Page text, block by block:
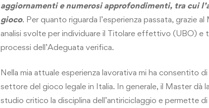
aggiornamenti e numerosi approfondimenti, tra cui
gioco. Per quanto riguarda l’esperienza passata, grazie
analisi svolte per individuare il Titolare effettivo (UBO) e
processi dell’Adeguata verifica.
Nella mia attuale esperienza lavorativa mi ha consentito
settore del gioco legale in Italia. In generale, il Master dà
studio critico la disciplina dell’antiriciclaggio e permette